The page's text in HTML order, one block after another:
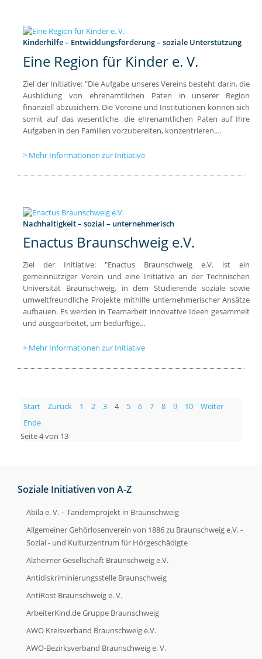
Kinderhilfe – Entwicklungsförderung – soziale Unterstützung
Eine Region für Kinder e. V.
Ziel der Initiative: "Die Aufgabe unseres Vereins besteht darin, die
Ausbildung von ehrenamtlichen Paten in unserer Region
finanziell abzusichern. Die Vereine und Institutionen können sich
somit auf das wesentliche, die ehrenamtlichen Paten auf Ihre
Aufgaben in den Familien vorzubereiten, konzentrieren.…
Mehr Informationen zur Initiative
Nachhaltigkeit – sozial – unternehmerisch
Enactus Braunschweig e.V.
Ziel der Initiative: "Enactus Braunschweig e.V. ist ein
gemeinnütziger Verein und eine Initiative an der Technischen
Universität Braunschweig, in dem Studierende soziale sowie
umweltfreundliche Projekte mithilfe unternehmerischer Ansätze
aufbauen. Es werden in Teamarbeit innovative Ideen gesammelt
und ausgearbeitet, um bedürftige…
Mehr Informationen zur Initiative
Start Zurück 1 2 3 4 5 6 7 8 9 10
Weiter
Ende
Seite 4 von 13
Soziale Initiativen von A-Z
Abila e. V. – Tandemprojekt in Braunschweig
Allgemeiner Gehörlosenverein von 1886 zu Braunschweig e.V. -
Sozial - und Kulturzentrum für Hörgeschädigte
Alzheimer Gesellschaft Braunschweig e.V.
Antidiskriminierungsstelle Braunschweig
AntiRost Braunschweig e. V.
ArbeiterKind.de Gruppe Braunschweig
AWO Kreisverband Braunschweig e.V.
AWO-Bezirksverband Braunschweig e. V.